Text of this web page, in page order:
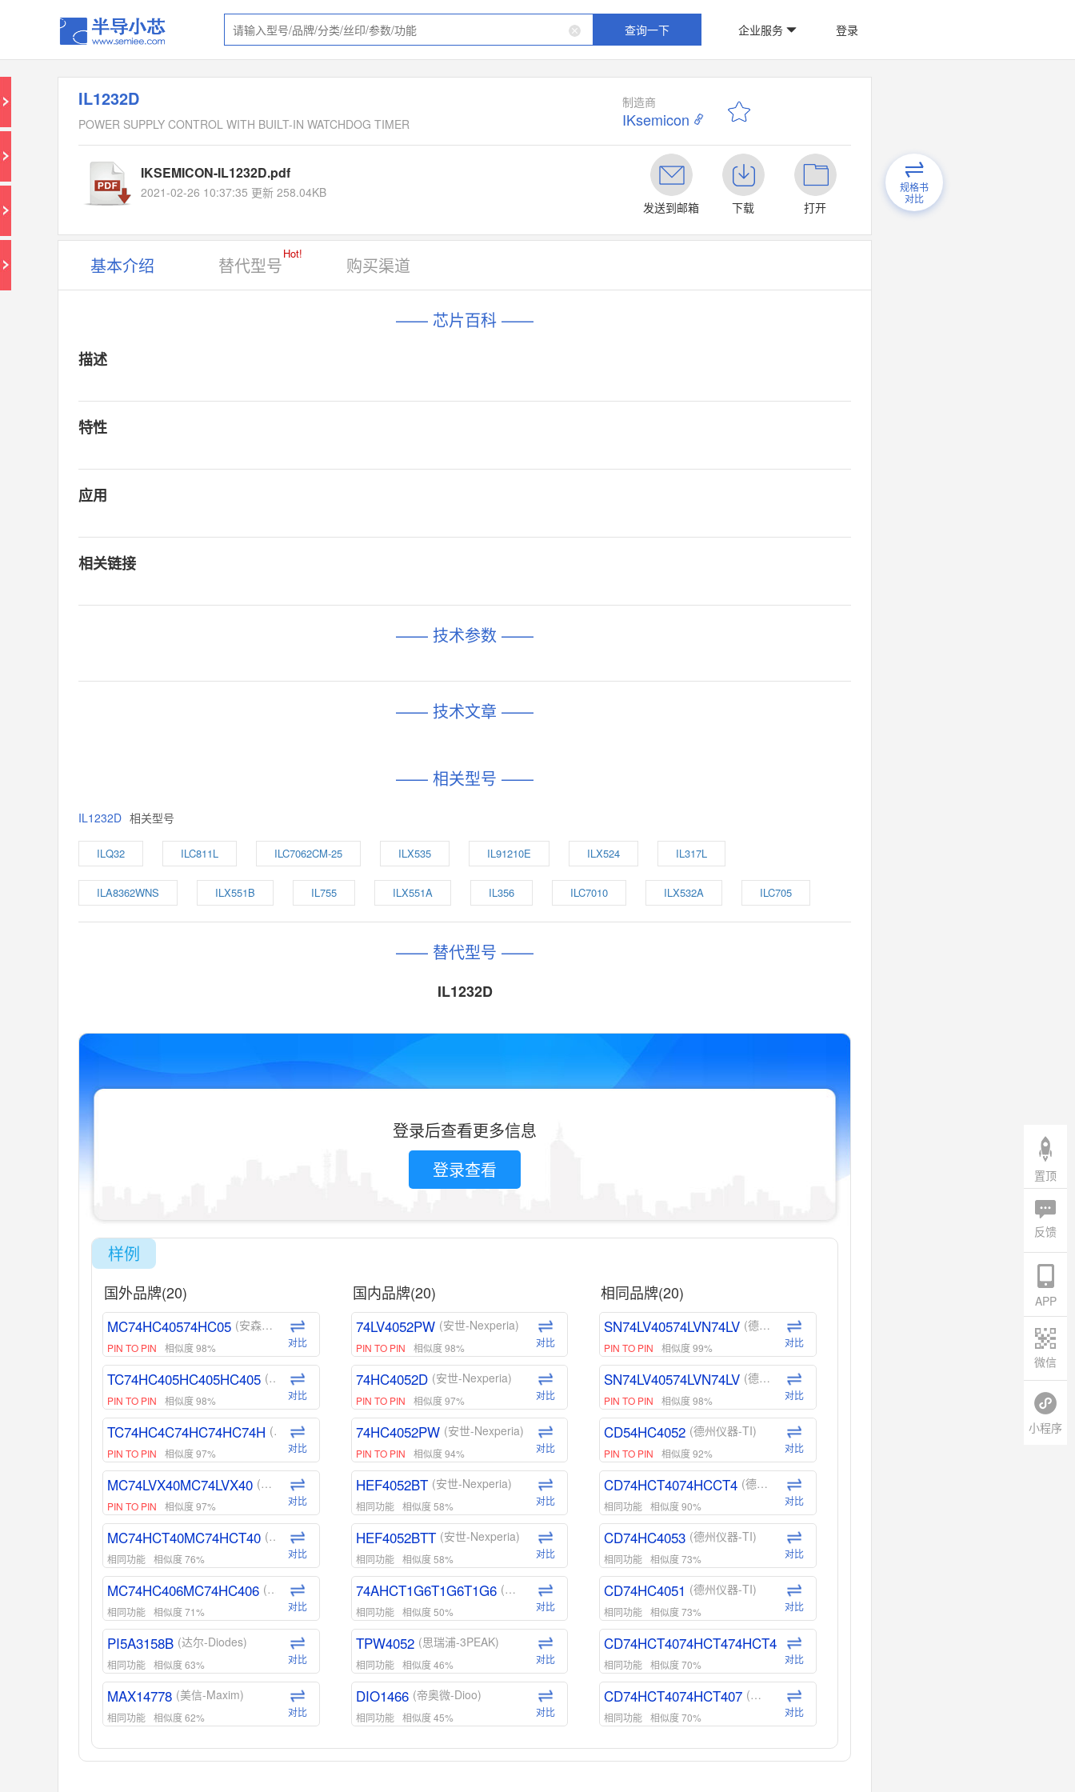
查询一下 企业服务 登录
IL1232D
POWER SUPPLY CONTROL WITH BUILT-IN WATCHDOG TIMER
制造商
IKsemicon
IKSEMICON-IL1232D.pdf
2021-02-26 10:37:35 更新 258.04KB
发送到邮箱
下载 打开
规格书
对比
基本介绍 替代型号
Hot!
购买渠道
—— 芯片百科 ——
描述
特性
应用
相关链接
—— 技术参数 ——
—— 技术文章 ——
—— 相关型号 ——
IL1232D 相关型号
ILQ32 ILC811L ILC7062CM-25 ILX535 IL91210E ILX524 IL317L
ILA8362WNS ILX551B IL755 ILX551A IL356 ILC7010 ILX532A ILC705
—— 替代型号 ——
IL1232D
登录后查看更多信息
登录查看
样例
国外品牌(20)
MC74HC40574HC05 (安森美-ON)
PIN TO PIN 相似度 98% 对比
TC74HC405HC405HC405 (东芝-Toshiba)
PIN TO PIN 相似度 98% 对比
TC74HC4C74HC74HC74H (东芝-Toshiba)
PIN TO PIN 相似度 97% 对比
MC74LVX40MC74LVX40 (安森美-ON)
PIN TO PIN 相似度 97% 对比
MC74HCT40MC74HCT40 (安森美-ON)
相同功能 相似度 76% 对比
MC74HC406MC74HC406 (安森美-ON)
相同功能 相似度 71% 对比
PI5A3158B (达尔-Diodes)
相同功能 相似度 63% 对比
MAX14778 (美信-Maxim)
相同功能 相似度 62% 对比
ADG1439 (亚德诺-ADI)
对比
国内品牌(20)
74LV4052PW (安世-Nexperia)
PIN TO PIN 相似度 98% 对比
74HC4052D (安世-Nexperia)
PIN TO PIN 相似度 97% 对比
74HC4052PW (安世-Nexperia)
PIN TO PIN 相似度 94% 对比
HEF4052BT (安世-Nexperia)
相同功能 相似度 58% 对比
HEF4052BTT (安世-Nexperia)
相同功能 相似度 58% 对比
74AHCT1G6T1G6T1G6 (安世-Nexperia)
相同功能 相似度 50% 对比
TPW4052 (思瑞浦-3PEAK)
相同功能 相似度 46% 对比
DIO1466 (帝奥微-Dioo)
相同功能 相似度 45% 对比
DIO1159 (帝奥微-Dioo)
对比
相同品牌(20)
SN74LV40574LVN74LV (德州仪器-TI)
PIN TO PIN 相似度 99% 对比
SN74LV40574LVN74LV (德州仪器-TI)
PIN TO PIN 相似度 98% 对比
CD54HC4052 (德州仪器-TI)
PIN TO PIN 相似度 92% 对比
CD74HCT4074HCCT4 (德州仪器-TI)
相同功能 相似度 90% 对比
CD74HC4053 (德州仪器-TI)
相同功能 相似度 73% 对比
CD74HC4051 (德州仪器-TI)
相同功能 相似度 73% 对比
CD74HCT4074HCT474HCT4 (德州仪器-TI)
相同功能 相似度 70% 对比
CD74HCT4074HCT407 (德州仪器-TI)
相同功能 相似度 70% 对比
CD74HCT4D74HDCT40 (德州仪器-TI)
对比
置顶
反馈
APP
微信
小程序